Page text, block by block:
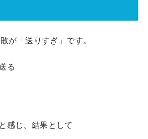
が「送りすぎ」です。
る
感じ、結果として